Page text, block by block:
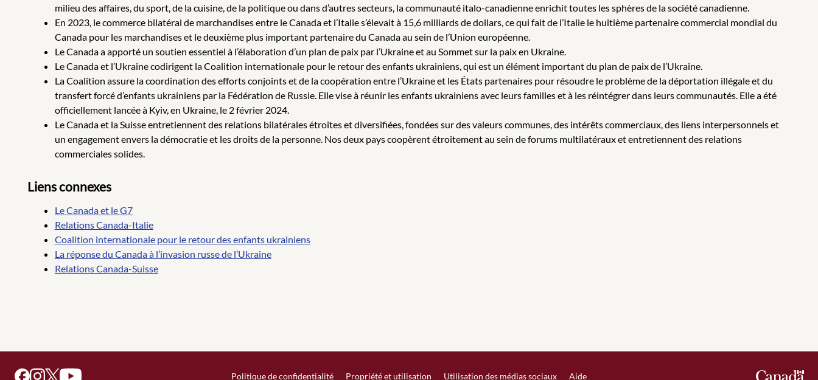
milieu des affaires, du sport, de la cuisine, de la politique ou dans d’autres secteurs, la communauté italo-canadienne enrichit toutes les sphères de la société canadienne.
En 2023, le commerce bilatéral de marchandises entre le Canada et l’Italie s’élevait à 15,6 milliards de dollars, ce qui fait de l’Italie le huitième partenaire commercial mondial du
Canada pour les marchandises et le deuxième plus important partenaire du Canada au sein de l’Union européenne.
Le Canada a apporté un soutien essentiel à l’élaboration d’un plan de paix par l’Ukraine et au Sommet sur la paix en Ukraine.
Le Canada et l’Ukraine codirigent la Coalition internationale pour le retour des enfants ukrainiens, qui est un élément important du plan de paix de l’Ukraine.
La Coalition assure la coordination des efforts conjoints et de la coopération entre l’Ukraine et les États partenaires pour résoudre le problème de la déportation illégale et du
transfert forcé d’enfants ukrainiens par la Fédération de Russie. Elle vise à réunir les enfants ukrainiens avec leurs familles et à les réintégrer dans leurs communautés. Elle a été
officiellement lancée à Kyiv, en Ukraine, le 2 février 2024.
Le Canada et la Suisse entretiennent des relations bilatérales étroites et diversifiées, fondées sur des valeurs communes, des intérêts commerciaux, des liens interpersonnels et
un engagement envers la démocratie et les droits de la personne. Nos deux pays coopèrent étroitement au sein de forums multilatéraux et entretiennent des relations
commerciales solides.
Liens connexes
Le Canada et le G7
Relations Canada-Italie
Coalition internationale pour le retour des enfants ukrainiens
La réponse du Canada à l’invasion russe de l’Ukraine
Relations Canada-Suisse
Politique de confidentialité Propriété et utilisation Utilisation des médias sociaux Aide